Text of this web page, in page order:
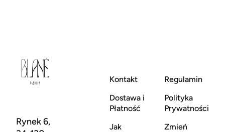
Rynek 6,
Kontakt
Dostawa i
Płatność
Jak
Regulamin
Polityka
Prywatności
Zmień